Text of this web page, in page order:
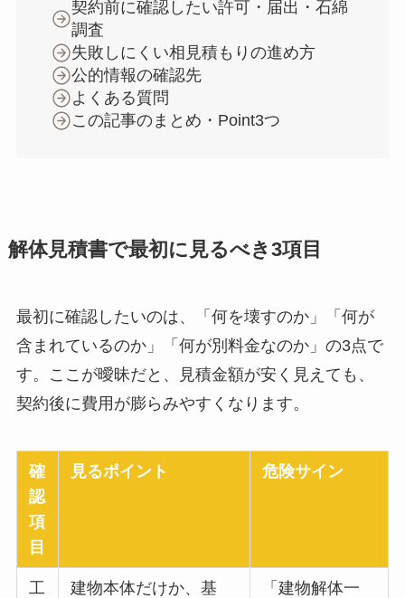
契約前に確認したい許可・届出・石綿
調査
失敗しにくい相見積もりの進め方
公的情報の確認先
よくある質問
この記事のまとめ・Point3つ
解体見積書で最初に見るべき3項目
最初に確認したいのは、「何を壊すのか」「何が
含まれているのか」「何が別料金なのか」の3点で
す。ここが曖昧だと、見積金額が安く見えても、
契約後に費用が膨らみやすくなります。
確
認
項
目
見るポイント 危険サイン
工
建物本体だけか、基
「建物解体一